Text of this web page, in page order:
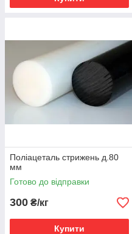
Поліацеталь стрижень д.80
мм
Готово до відправки
300 ₴/кг
Купити